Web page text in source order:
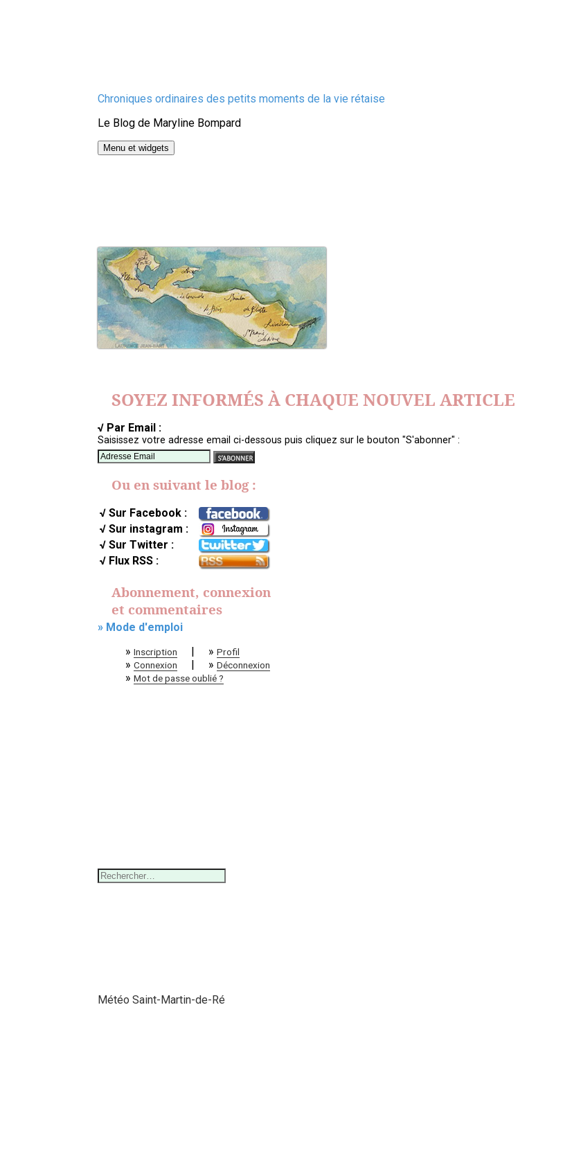
Chroniques ordinaires des petits moments de la vie rétaise
Le Blog de Maryline Bompard
Menu et widgets
SOYEZ INFORMÉS À CHAQUE NOUVEL ARTICLE
√ Par Email :
Saisissez votre adresse email ci-dessous puis cliquez sur le bouton "S'abonner" :
Ou en suivant le blog :
√ Sur Facebook :
√ Sur instagram :
√ Sur Twitter :
√ Flux RSS :
Abonnement, connexion
et commentaires
» Mode d'emploi
» Inscription » Profil
» Connexion » Déconnexion
» Mot de passe oublié ?
Rechercher :
Météo Saint-Martin-de-Ré